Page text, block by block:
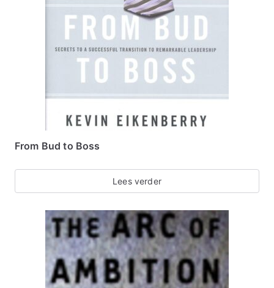
From Bud to Boss
Lees verder